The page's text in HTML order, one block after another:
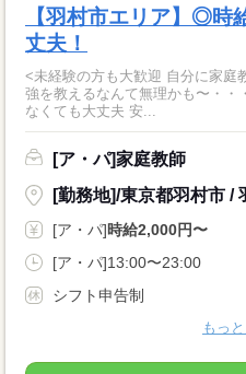
【羽村市エリア】◎時
丈夫！
<未経験の方も大歓迎 自分に家庭
強を教えるなんて無理かも〜・
なくても大丈夫 安...
[ア・パ]家庭教師
[勤務地]/東京都羽村市 /
[ア・パ]時給2,000円〜
[ア・パ]13:00〜23:00
シフト申告制
もっ